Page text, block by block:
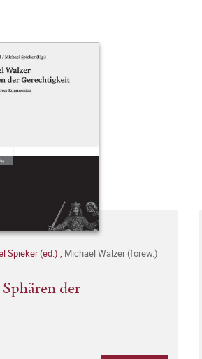
Spieker (ed.) , Michael Walzer (forew.)
der